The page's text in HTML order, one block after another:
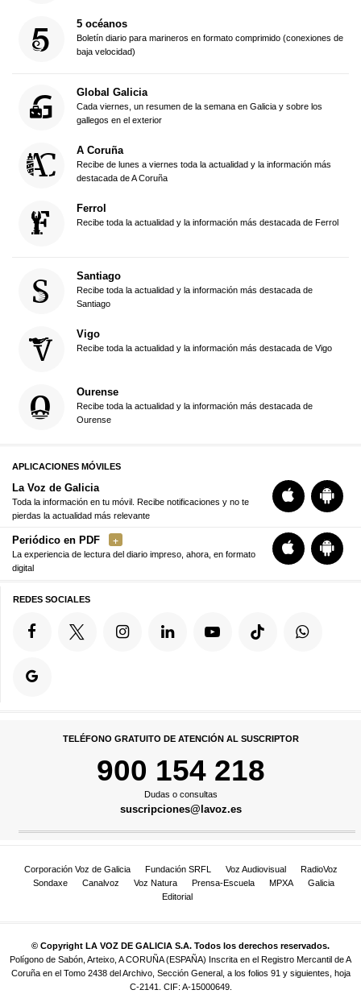
5 océanos
Boletín diario para marineros en formato comprimido (conexiones de
baja velocidad)
Global Galicia
Cada viernes, un resumen de la semana en Galicia y sobre los
gallegos en el exterior
A Coruña
Recibe de lunes a viernes toda la actualidad y la información más
destacada de A Coruña
Ferrol
Recibe toda la actualidad y la información más destacada de Ferrol
Santiago
Recibe toda la actualidad y la información más destacada de
Santiago
Vigo
Recibe toda la actualidad y la información más destacada de Vigo
Ourense
Recibe toda la actualidad y la información más destacada de
Ourense
APLICACIONES MÓVILES
La Voz de Galicia
Toda la información en tu móvil. Recibe notificaciones y no te
pierdas la actualidad más relevante
Periódico en PDF
La experiencia de lectura del diario impreso, ahora, en formato
digital
REDES SOCIALES
TELÉFONO GRATUITO DE ATENCIÓN AL SUSCRIPTOR
900 154 218
Dudas o consultas
suscripciones@lavoz.es
Corporación Voz de Galicia Fundación SRFL Voz Audiovisual
RadioVoz
Sondaxe
Canalvoz Voz Natura Prensa-Escuela MPXA
Galicia
Editorial
© Copyright LA VOZ DE GALICIA S.A. Todos los derechos reservados.
Polígono de Sabón, Arteixo, A CORUÑA (ESPAÑA) Inscrita en el Registro Mercantil de A
Coruña en el Tomo 2438 del Archivo, Sección General, a los folios 91 y siguientes, hoja
C-2141. CIF: A-15000649.